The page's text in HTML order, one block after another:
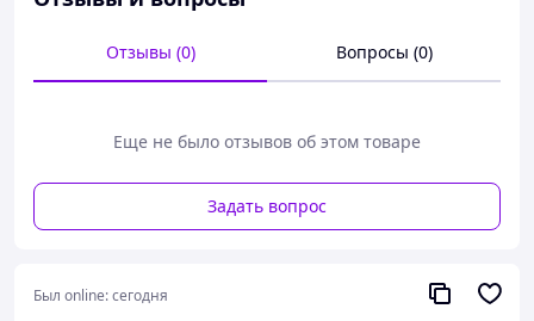
Отзывы (0) Вопросы (0)
Еще не было отзывов об этом товаре
Задать вопрос
Был online:сегодня